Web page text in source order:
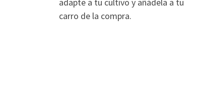
adapte a tu cultivo y añádela a tu
carro de la compra.